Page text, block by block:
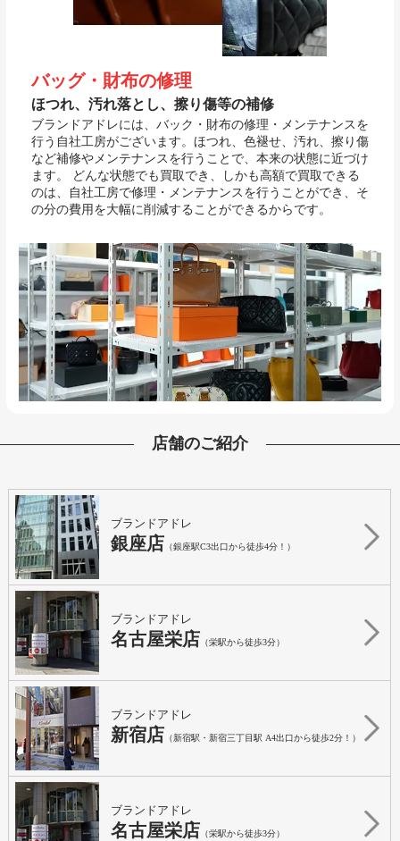
バッグ・財布の修理
ほつれ、汚れ落とし、擦り傷等の補修
ブランドアドレには、バック・財布の修理・メンテナンスを
行う自社工房がございます。ほつれ、色褪せ、汚れ、擦り傷
など補修やメンテナンスを行うことで、本来の状態に近づけ
ます。 どんな状態でも買取でき、しかも高額で買取できる
のは、自社工房で修理・メンテナンスを行うことができ、そ
の分の費用を大幅に削減することができるからです。
店舗のご紹介
ブランドアドレ
銀座店 （銀座駅C3出口から徒歩4分！）
ブランドアドレ
名古屋栄店 （栄駅から徒歩3分）
ブランドアドレ
新宿店 （新宿駅・新宿三丁目駅 A4出口から徒歩2分！）
ブランドアドレ
名古屋栄店 （栄駅から徒歩3分）